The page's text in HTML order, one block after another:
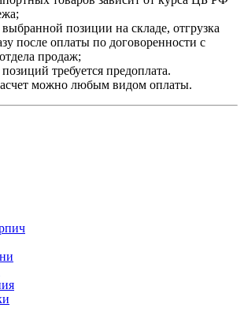
позиции на складе, отгрузка
после оплаты по договоренности с
продаж;
требуется предоплата.
можно любым видом оплаты.